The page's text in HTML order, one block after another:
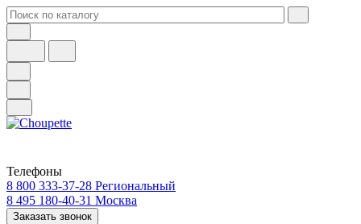
Телефоны
8 800 333-37-28 Региональный
8 495 180-40-31 Москва
Заказать звонок